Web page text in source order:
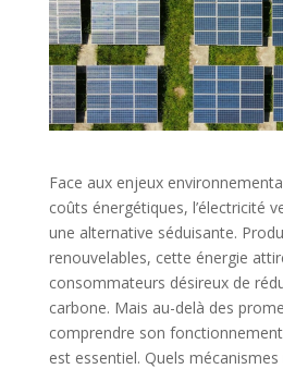
Face aux enjeux
coûts énergétiques, l’électricité
une alternative séduisante.
renouvelables, cette énergie
consommateurs désireux de
carbone. Mais au-delà des
comprendre son
est essentiel. Quels